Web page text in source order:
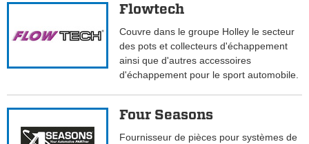
Flowtech
Couvre dans le groupe Holley le secteur
des pots et collecteurs d'échappement
ainsi que d'autres accessoires
d'échappement pour le sport automobile.
Four Seasons
Fournisseur de pièces pour systèmes de